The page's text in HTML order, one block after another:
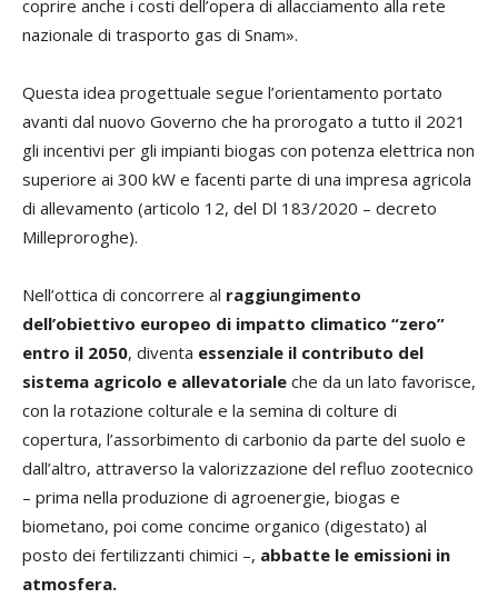
coprire anche i costi dell’opera di allacciamento alla rete
nazionale di trasporto gas di Snam».
Questa idea progettuale segue l’orientamento portato
avanti dal nuovo Governo che ha prorogato a tutto il 2021
gli incentivi per gli impianti biogas con potenza elettrica non
superiore ai 300 kW e facenti parte di una impresa agricola
di allevamento (articolo 12, del Dl 183/2020 – decreto
Milleproroghe).
Nell’ottica di concorrere al raggiungimento
dell’obiettivo europeo di impatto climatico “zero”
entro il 2050, diventa essenziale il contributo del
sistema agricolo e allevatoriale che da un lato favorisce,
con la rotazione colturale e la semina di colture di
copertura, l’assorbimento di carbonio da parte del suolo e
dall’altro, attraverso la valorizzazione del refluo zootecnico
– prima nella produzione di agroenergie, biogas e
biometano, poi come concime organico (digestato) al
posto dei fertilizzanti chimici –, abbatte le emissioni in
atmosfera.